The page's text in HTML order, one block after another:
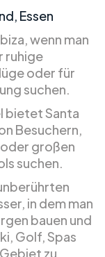
Essen
wenn man
ruhige
oder für
suchen.
bietet Santa
Besuchern,
großen
suchen.
in dem man
bauen und
Golf, Spas
zu